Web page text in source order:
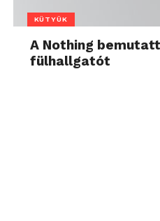
KÜTYÜK
A Nothing
fülhallgatót